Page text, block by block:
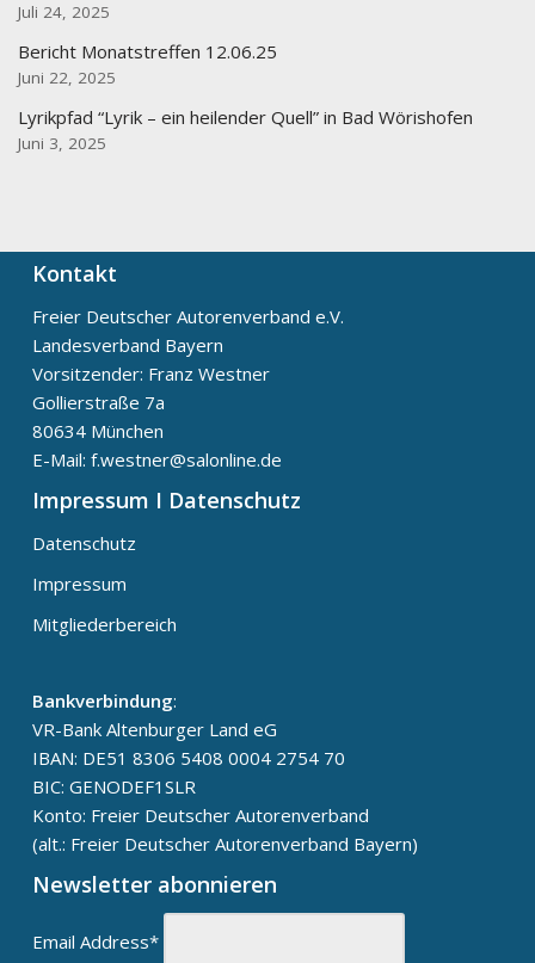
Juli 24, 2025
Bericht Monatstreffen 12.06.25
Juni 22, 2025
Lyrikpfad “Lyrik – ein heilender Quell” in Bad Wörishofen
Juni 3, 2025
Kontakt
Freier Deutscher Autorenverband e.V.
Landesverband Bayern
Vorsitzender: Franz Westner
Gollierstraße 7a
80634 München
E-Mail: f.westner@salonline.de
Impressum I Datenschutz
Datenschutz
Impressum
Mitgliederbereich
Bankverbindung:
VR-Bank Altenburger Land eG
IBAN: DE51 8306 5408 0004 2754 70
BIC: GENODEF1SLR
Konto: Freier Deutscher Autorenverband
(alt.: Freier Deutscher Autorenverband Bayern)
Newsletter abonnieren
Email Address*